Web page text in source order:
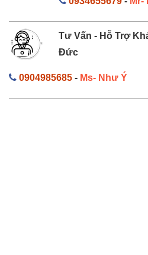
Tư Vấn - Hỗ Trợ
Đức
0904985685 - Ms- Như Ý